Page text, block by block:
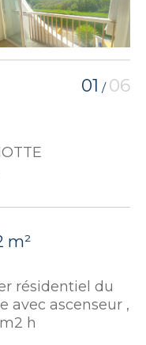
01 / 06
m²
résidentiel du
avec ascenseur ,
h